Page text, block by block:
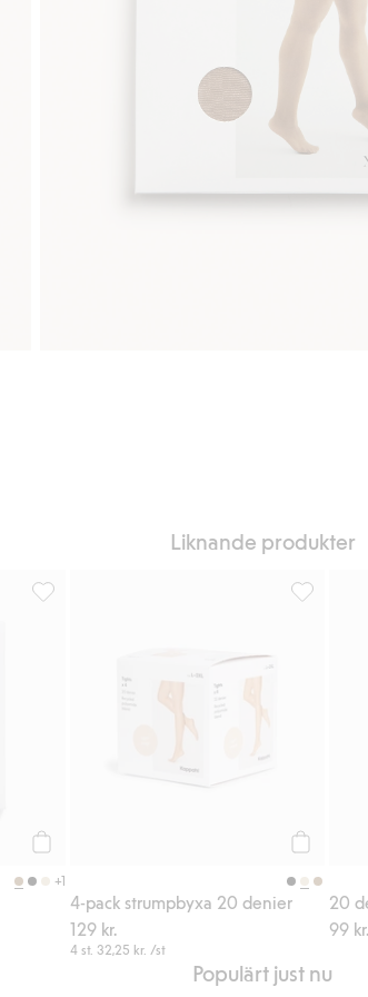
Liknande produkter
+1
4-pack strumpbyxa 20 denier
129 kr.
4 st. 32,25 kr. /st
20
99 kr.
Populärt just nu